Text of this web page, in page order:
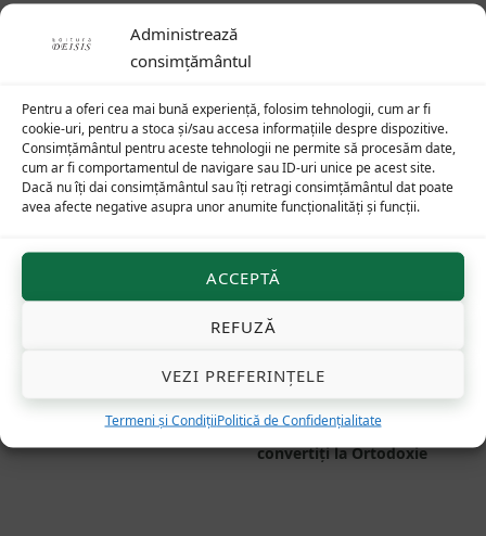
Administrează
consimțământul
Pentru a oferi cea mai bună experiență, folosim tehnologii, cum ar fi
cookie-uri, pentru a stoca și/sau accesa informațiile despre dispozitive.
Consimțământul pentru aceste tehnologii ne permite să procesăm date,
cum ar fi comportamentul de navigare sau ID-uri unice pe acest site.
Dacă nu îți dai consimțământul sau îți retragi consimțământul dat poate
avea afecte negative asupra unor anumite funcționalități și funcții.
ACCEPTĂ
REFUZĂ
VEZI PREFERINȚELE
Termeni și CondițiiPolitică de Confidențialitate
Produse similare
noastră”. Asceza și
mistica paulină
Ortodoxie la Oxford.
„Te-am găsit, Doamne!”
Mărturiile a 12 englezi
convertiți la Ortodoxie